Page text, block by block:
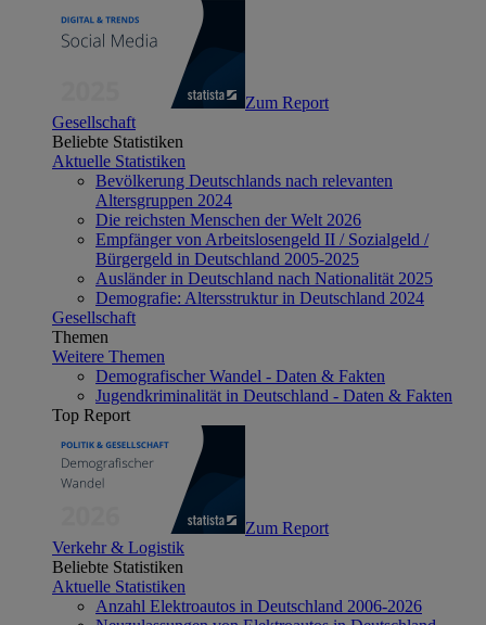
Zum Report
Gesellschaft
Beliebte Statistiken
Aktuelle Statistiken
Bevölkerung Deutschlands nach relevanten
Altersgruppen 2024
Die reichsten Menschen der Welt 2026
Empfänger von Arbeitslosengeld II / Sozialgeld /
Bürgergeld in Deutschland 2005-2025
Ausländer in Deutschland nach Nationalität 2025
Demografie: Altersstruktur in Deutschland 2024
Gesellschaft
Themen
Weitere Themen
Demografischer Wandel - Daten & Fakten
Jugendkriminalität in Deutschland - Daten & Fakten
Top Report
Zum Report
Verkehr & Logistik
Beliebte Statistiken
Aktuelle Statistiken
Anzahl Elektroautos in Deutschland 2006-2026